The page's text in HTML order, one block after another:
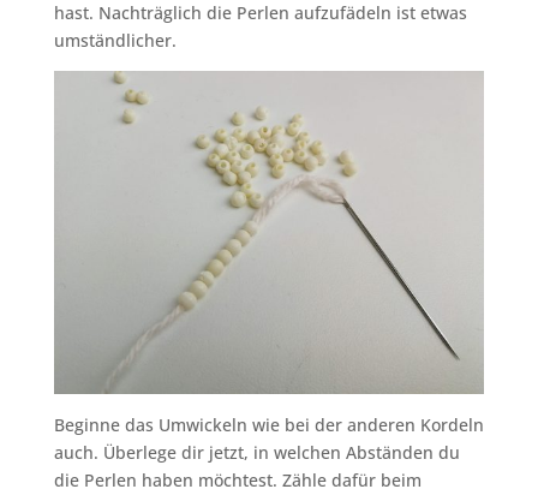
hast. Nachträglich die Perlen aufzufädeln ist etwas
umständlicher.
Beginne das Umwickeln wie bei der anderen Kordeln
auch. Überlege dir jetzt, in welchen Abständen du
die Perlen haben möchtest. Zähle dafür beim